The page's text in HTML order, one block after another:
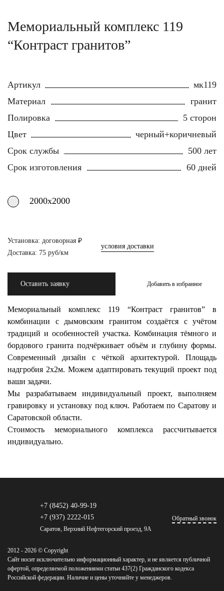
Мемориальный комплекс 119
“Контраст гранитов”
Артикул
мк119
Материал
гранит
Полировка
5 сторон
Цвет
черный+коричневый
Срок службы
500 лет
Срок изготовления
60 дней
2000х2000
Установка: договорная ₽
Доставка: 75 руб/км
условия доставки
Оставить заявку Добавить в избранное
Мемориальный комплекс 119 “Контраст гранитов” в
комбинации с дымовским гранитом создаётся с учётом
традиций и особенностей участка. Комбинация тёмного и
бордового гранита подчёркивает объём и глубину формы.
Современный дизайн с чёткой архитектурой. Площадь
надгробия 2х2м. Можем адаптировать текущий проект под
ваши задачи.
Мы разрабатываем индивидуальный проект, выполняем
гравировку и установку под ключ. Работаем по Саратову и
Саратовской области.
Стоимость мемориального комплекса рассчитывается
индивидуально.
+7 (8452) 40-99-19
+7 (937) 2222-015
Саратов, Верхний Нефтегорский проезд, 9А
Обратный звонок
2012 - 2026 © Copyright
Сайт носит исключительно информационный характер, и не является публичной
офертой, определяемой положениями статьи 437(2) Гражданского кодекса
Российской федерации. Наличие и цены уточняйте у менеджеров.